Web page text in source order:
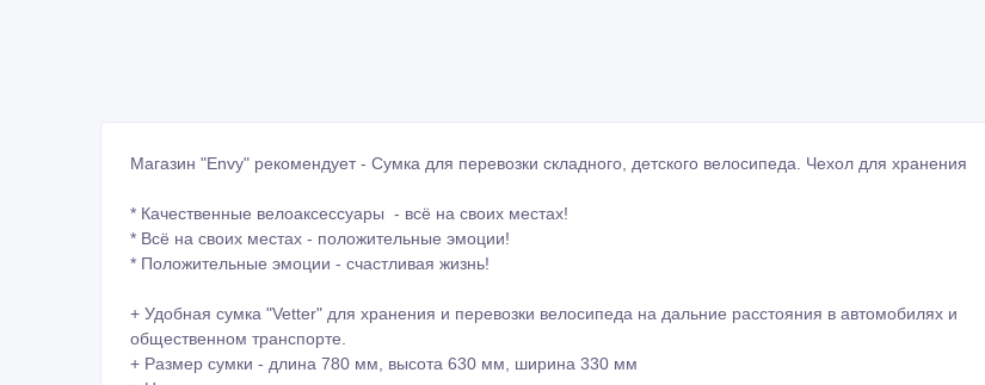
Магазин "Envy" рекомендует - Сумка для перевозки складного, детского велосипеда. Чехол для хранения
* Качественные велоаксессуары - всё на своих местах!
* Всё на своих местах - положительные эмоции!
* Положительные эмоции - счастливая жизнь!
+ Удобная сумка "Vetter" для хранения и перевозки велосипеда на дальние расстояния в автомобилях и
общественном транспорте.
+ Размер сумки - длина 780 мм, высота 630 мм, ширина 330 мм